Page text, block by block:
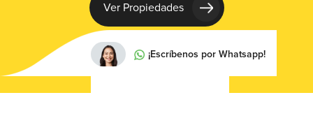
Ver Propiedades
¡Escríbenos por Whatsapp!